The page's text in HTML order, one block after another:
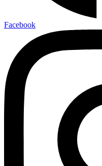
Facebook